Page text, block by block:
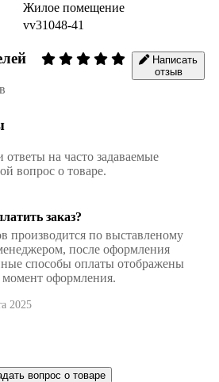
Жилое помещение
vv31048-41
Написать
отзыв
на часто задаваемые
вопрос о товаре.
заказ?
производится по выставленому
после оформления
способы оплаты отображены
оформления.
2025
вопрос о товаре